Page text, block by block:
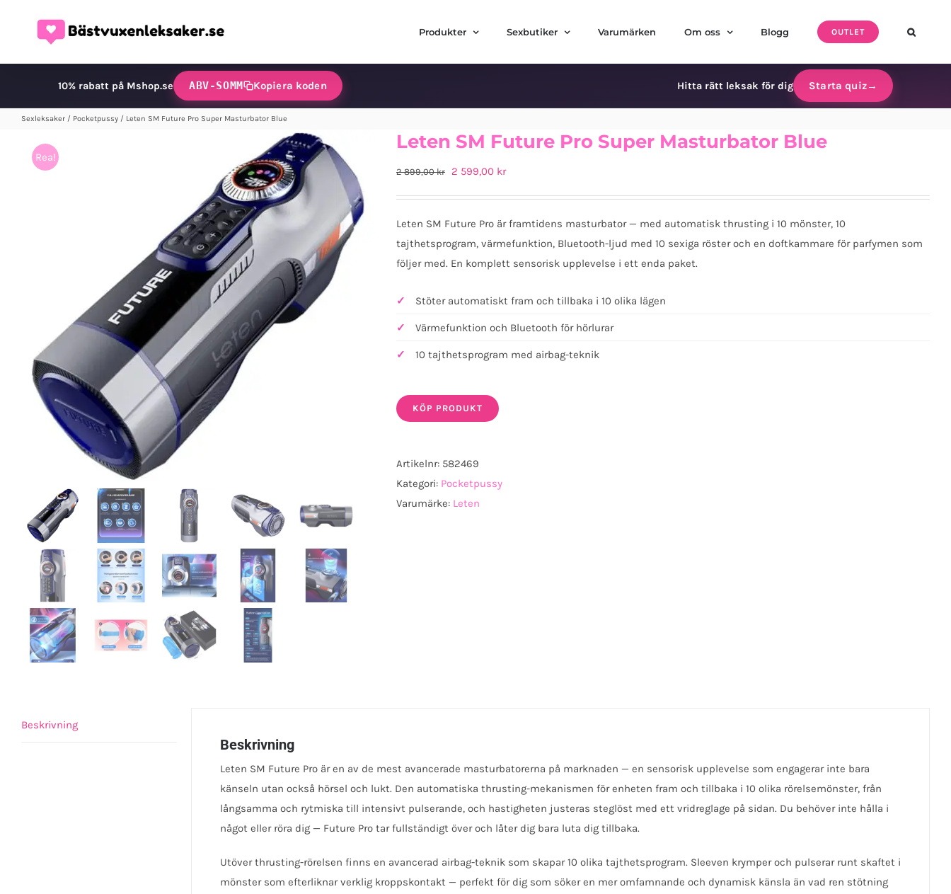
Produkter Sexbutiker Varumärken Om oss Blogg OUTLET
10% rabatt på Mshop.se ABV-SOMM Kopiera koden Hitta rätt leksak för dig Starta quiz→
Sexleksaker/ Pocketpussy/ Leten SM Future Pro Super Masturbator Blue
Rea!
Leten SM Future Pro Super Masturbator Blue
2 899,00kr
Det
var:
2
899,00 kr.
2 599,00 krDet
är:
2
599,00 kr.
Leten SM Future Pro är framtidens masturbator — med automatisk thrusting i 10 mönster, 10
tajthetsprogram, värmefunktion, Bluetooth-ljud med 10 sexiga röster och en doftkammare för parfymen som
följer med. En komplett sensorisk upplevelse i ett enda paket.
Stöter automatiskt fram och tillbaka i 10 olika lägen
Värmefunktion och Bluetooth för hörlurar
10 tajthetsprogram med airbag-teknik
KÖP PRODUKT
Artikelnr: 582469
Kategori: Pocketpussy
Varumärke: Leten
Beskrivning
Beskrivning
Leten SM Future Pro är en av de mest avancerade masturbatorerna på marknaden — en sensorisk upplevelse som engagerar inte bara
känseln utan också hörsel och lukt. Den automatiska thrusting-mekanismen för enheten fram och tillbaka i 10 olika rörelsemönster, från
långsamma och rytmiska till intensivt pulserande, och hastigheten justeras steglöst med ett vridreglage på sidan. Du behöver inte hålla i
något eller röra dig — Future Pro tar fullständigt över och låter dig bara luta dig tillbaka.
Utöver thrusting-rörelsen finns en avancerad airbag-teknik som skapar 10 olika tajthetsprogram. Sleeven krymper och pulserar runt skaftet i
mönster som efterliknar verklig kroppskontakt — perfekt för dig som söker en mer omfamnande och dynamisk känsla än vad ren stötning